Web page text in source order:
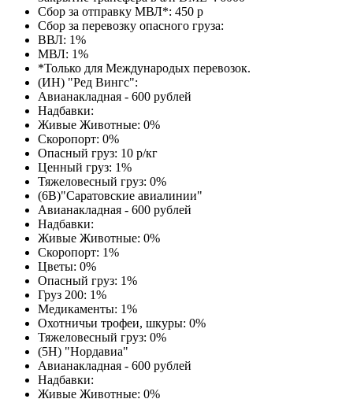
Сбор за отправку МВЛ*: 450 р
Сбор за перевозку опасного груза:
ВВЛ: 1%
МВЛ: 1%
*Только для Международых перевозок.
(ИН) "Ред Вингс":
Авианакладная - 600 рублей
Надбавки:
Живые Животные: 0%
Скоропорт: 0%
Опасный груз: 10 р/кг
Ценный груз: 1%
Тяжеловесный груз: 0%
(6В)"Саратовские авиалинии"
Авианакладная - 600 рублей
Надбавки:
Живые Животные: 0%
Скоропорт: 1%
Цветы: 0%
Опасный груз: 1%
Груз 200: 1%
Медикаменты: 1%
Охотничьи трофеи, шкуры: 0%
Тяжеловесный груз: 0%
(5Н) "Нордавиа"
Авианакладная - 600 рублей
Надбавки:
Живые Животные: 0%